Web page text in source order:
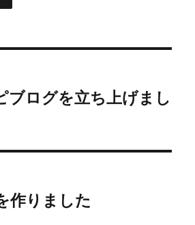
ブログを立ち上げまし
作りました